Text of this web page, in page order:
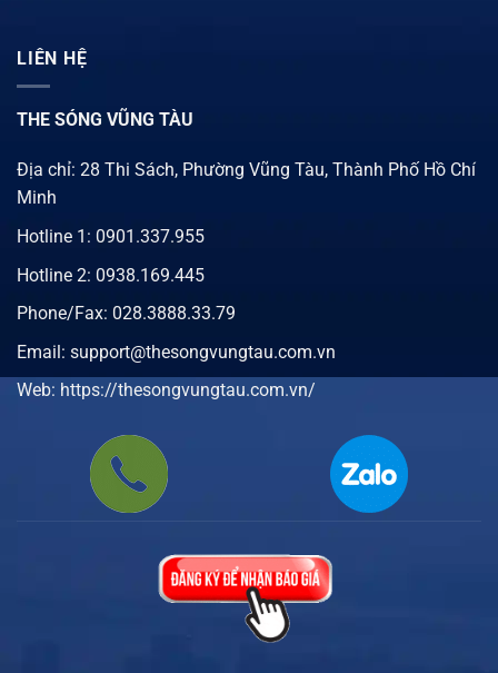
LIÊN HỆ
THE SÓNG VŨNG TÀU
Địa chỉ: 28 Thi Sách, Phường Vũng Tàu, Thành Phố Hồ Chí
Minh
Hotline 1: 0901.337.955
Hotline 2: 0938.169.445
Phone/Fax: 028.3888.33.79
Email: support@thesongvungtau.com.vn
Web: https://thesongvungtau.com.vn/